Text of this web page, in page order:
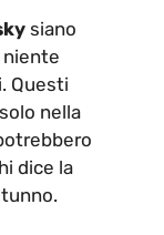
siano
niente
Questi
nella
dice la